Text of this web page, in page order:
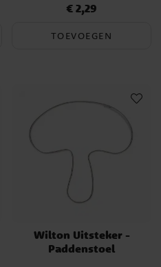
Prijs :€ 2,29
€ 2,29
TOEVOEGEN
Wilton Uitsteker -
Paddenstoel